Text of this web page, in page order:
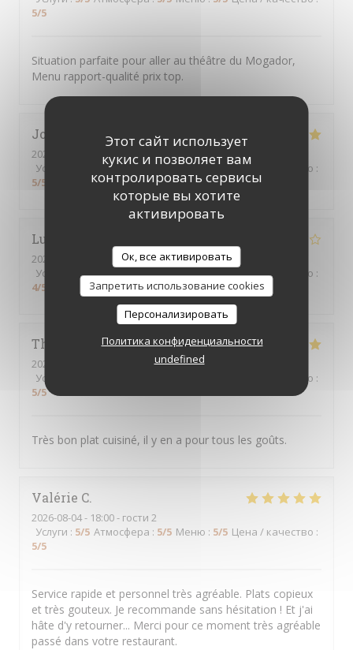
Этот сайт использует
кукис и позволяет вам
контролировать сервисы
которые вы хотите
активировать
Ок, все активировать
Запретить использование cookies
Персонализировать
Политика конфиденциальности
undefined
5/5
Situation parfaite pour aller au théâtre du Mogador,
Menu rapport-qualité prix top.
Johann
2026-08-04
- 22:30 - гости 2
Услуги
Атмосфера 5/5 Меню:5 /5 Цена / качество :
5/5
Lucie
2026-08-06
- 18:00 - гости 2
Услуги
/5 Атмосфера:4/5 Меню:4/5 Цена / качество :
4/5
Thao
2026-08-04
- 12:15 - гости 7
Услуги
Цена / качество :
5/5
Très bon plat cuisiné, il y en a pour tous les goûts.
Valérie C
2026-08-04- 18:00 - гости 2
Услуги : 5/5 Атмосфера : 5/5 Меню : 5/5 Цена / качество :
5/5
Service rapide et personnel très agréable. Plats copieux
et très gouteux. Je recommande sans hésitation ! Et j'ai
hâte d'y retourner... Merci pour ce moment très agréable
passé dans votre restaurant.